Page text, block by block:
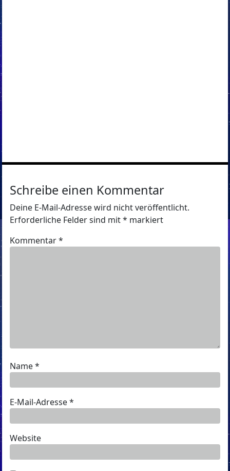
Schreibe einen Kommentar
Deine E-Mail-Adresse wird nicht veröffentlicht.
Erforderliche Felder sind mit* markiert
Kommentar*
Name*
E-Mail-Adresse*
Website